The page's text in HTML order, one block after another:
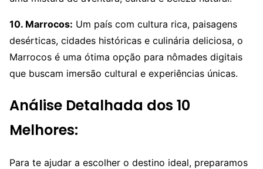
10. Marrocos: Um país com cultura rica, paisagens
desérticas, cidades históricas e culinária deliciosa, o
Marrocos é uma ótima opção para nômades digitais
que buscam imersão cultural e experiências únicas.
Análise Detalhada dos 10
Melhores:
Para te ajudar a escolher o destino ideal, preparamos